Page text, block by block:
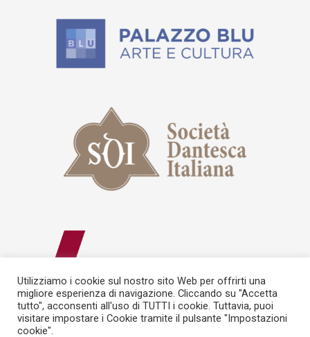
Utilizziamo i cookie sul nostro sito Web per offrirti una
migliore esperienza di navigazione. Cliccando su "Accetta
tutto", acconsenti all'uso di TUTTI i cookie. Tuttavia, puoi
visitare impostare i Cookie tramite il pulsante "Impostazioni
cookie".